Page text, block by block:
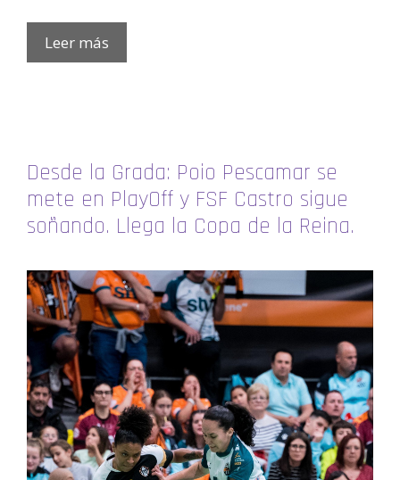
Leer más
Desde la Grada: Poio Pescamar se
mete en PlayOff y FSF Castro sigue
soñando. Llega la Copa de la Reina.